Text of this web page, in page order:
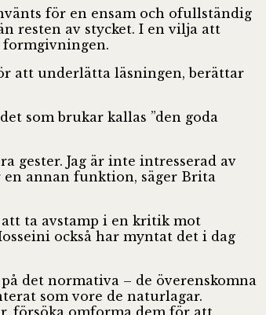
för en ensam och ofullständig
resten av stycket. I en vilja att
formgivningen.
att underlätta läsningen, berättar
som brukar kallas ”den goda
gester. Jag är inte intresserad av
annan funktion, säger Brita
ta avstamp i en kritik mot
också har myntat det i dag
det normativa – de överenskomna
som vore de naturlagar.
försöka omforma dem för att